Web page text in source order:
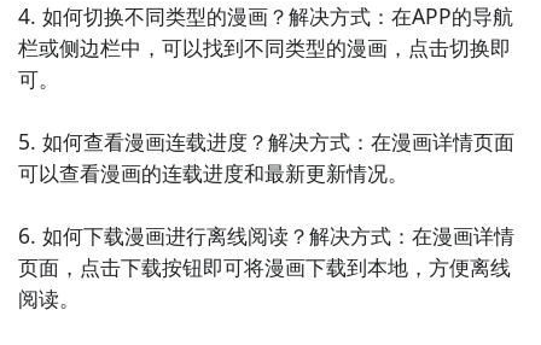
漫迷的互动交流。
7. 《漫画大全》：作为一款全面的漫画阅读APP，它汇
品。用户可以通过智能推荐和分类浏览，发现自己喜欢
的漫画并持续追更。
8. 《动漫世界》：这是一款集合了众多国内外漫画的
APP，用户可以在其中畅享精彩的漫画故事和精美的绘
画风格。同时，它还提供了漫画推荐、排行榜和发布订
4. 如何切换不同类型的漫画？解决方式：在APP的导航
栏或侧边栏中，可以找到不同类型的漫画，点击切换即
可。
5. 如何查看漫画连载进度？解决方式：在漫画详情页面
可以查看漫画的连载进度和最新更新情况。
6. 如何下载漫画进行离线阅读？解决方式：在漫画详情
页面，点击下载按钮即可将漫画下载到本地，方便离线
阅读。